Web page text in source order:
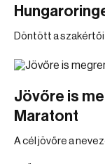
Döntött a
Jövőre is
Maratont
A cél jövőre a